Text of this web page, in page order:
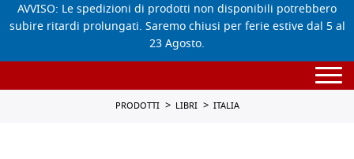
AVVISO: Le spedizioni di prodotti non disponibili potrebbero
subire ritardi prolungati. Saremo chiusi per ferie estive dal 5 al
23 Agosto.
PRODOTTI LIBRI ITALIA